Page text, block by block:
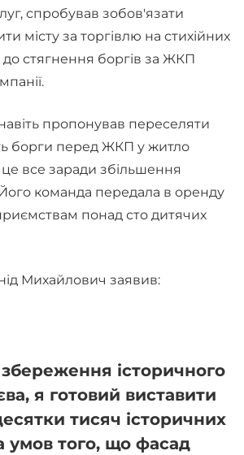
спробував зобов'язати
місту за торгівлю на стихійних
до стягнення боргів за ЖКП
пропонував переселяти
борги перед ЖКП у житло
все заради збільшення
команда передала в оренду
понад сто дитячих
Михайлович заявив:
історичного
я готовий виставити
тисяч історичних
умов того, що фасад